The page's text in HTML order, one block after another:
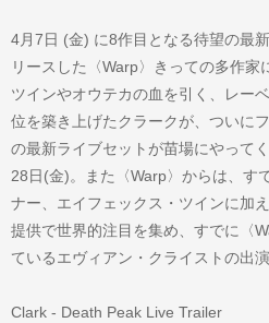
4月7日 (金) に8作目となる待望の最
リースした〈Warp〉きっての多作家
ツインやオウテカの血を引く、レー
位を築き上げたクラークが、ついに
の最新ライブセットが苗場にやって
28日(金)。また〈Warp〉からは、す
ナー、エイフェックス・ツインに加
提供で世界的注目を集め、すでに〈
ているエヴィアン・クライストの出
Clark - Death Peak Live Trailer